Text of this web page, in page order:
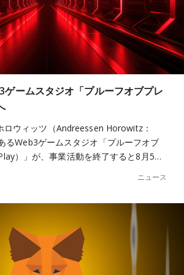
ゲームスタジオ「プルーフオブプレ
ロウィッツ（Andreessen Horowitz：
るWeb3ゲームスタジオ「プルーフオブ
）」が、事業活動を終了すると8月5…
ニュース